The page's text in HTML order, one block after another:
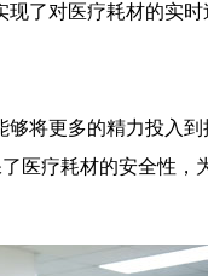
了对医疗耗材的实
将更多的精力投入
医疗耗材的安全性，